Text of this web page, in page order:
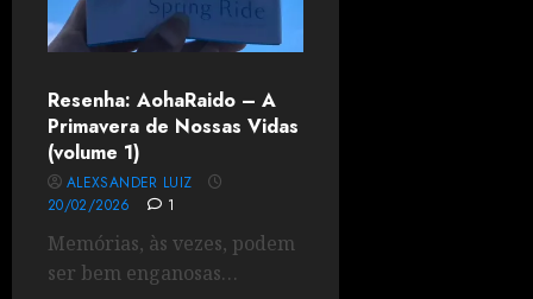
Resenha: AohaRaido – A
Primavera de Nossas Vidas
(volume 1)
ALEXSANDER LUIZ
20/02/2026
1
Memórias, às vezes, podem
ser bem enganosas…